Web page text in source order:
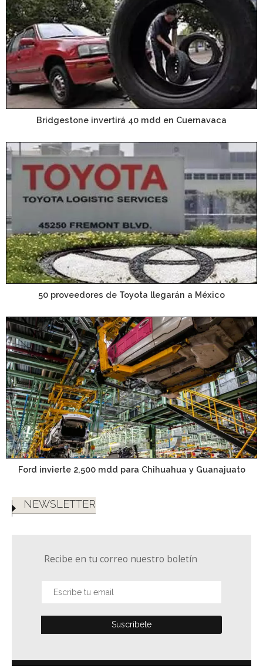
Bridgestone invertirá 40 mdd en Cuernavaca
50 proveedores de Toyota llegarán a México
Ford invierte 2,500 mdd para Chihuahua y Guanajuato
NEWSLETTER
Recibe en tu correo nuestro boletín